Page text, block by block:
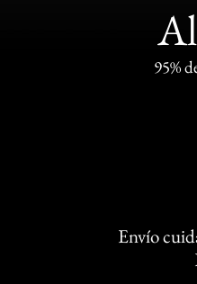
95%
Envío